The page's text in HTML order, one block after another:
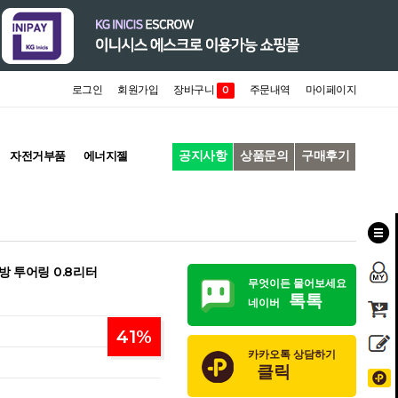
로그인 회원가입 장바구니 0 주문내역 마이페이지
자전거부품 에너지젤 공지사항 상품문의 구매후기
투어링 0.8리터
41%
무엇이든 물어보세요
네이버
톡톡
카카오톡 상담하기
클릭